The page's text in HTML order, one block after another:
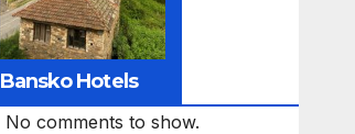
Bansko Hotels
No comments to show.